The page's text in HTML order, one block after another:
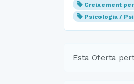
Creixement
Psicologia /
Esta Oferta